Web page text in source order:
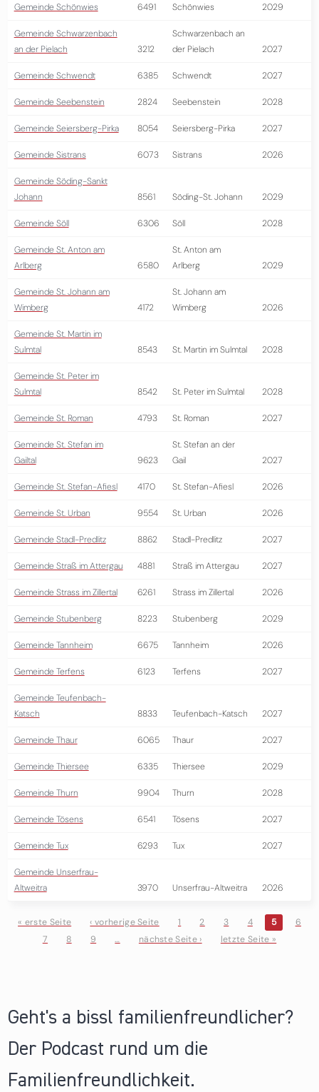
Gemeinde Schönwies 6491 Schönwies 2029
Gemeinde Schwarzenbach
an der Pielach
3212
Schwarzenbach an
der Pielach
2027
Gemeinde Schwendt 6385 Schwendt 2027
Gemeinde Seebenstein 2824 Seebenstein 2028
Gemeinde Seiersberg-Pirka 8054 Seiersberg-Pirka 2027
Gemeinde Sistrans 6073 Sistrans 2026
Gemeinde Söding-Sankt
Johann
8561 Söding-St. Johann 2029
Gemeinde Söll 6306 Söll 2028
Gemeinde St. Anton am
Arlberg
6580
St. Anton am
Arlberg
2029
Gemeinde St. Johann am
Wimberg
4172
St. Johann am
Wimberg
2026
Gemeinde St. Martin im
Sulmtal
8543 St. Martin im Sulmtal 2028
Gemeinde St. Peter im
Sulmtal
8542 St. Peter im Sulmtal 2028
Gemeinde St. Roman 4793 St. Roman 2027
Gemeinde St. Stefan im
Gailtal
9623
St. Stefan an der
Gail
2027
Gemeinde St. Stefan-Afiesl 4170 St. Stefan-Afiesl 2026
Gemeinde St. Urban 9554 St. Urban 2026
Gemeinde Stadl-Predlitz 8862 Stadl-Predlitz 2027
Gemeinde Straß im Attergau 4881 Straß im Attergau 2027
Gemeinde Strass im Zillertal 6261 Strass im Zillertal 2026
Gemeinde Stubenberg 8223 Stubenberg 2029
Gemeinde Tannheim 6675 Tannheim 2026
Gemeinde Terfens 6123 Terfens 2027
Gemeinde Teufenbach-
Katsch
8833 Teufenbach-Katsch 2027
Gemeinde Thaur 6065 Thaur 2027
Gemeinde Thiersee 6335 Thiersee 2029
Gemeinde Thurn 9904 Thurn 2028
Gemeinde Tösens 6541 Tösens 2027
Gemeinde Tux 6293 Tux 2027
Gemeinde Unserfrau-
Altweitra
3970 Unserfrau-Altweitra 2026
Seiten
« erste Seite ‹ vorherige Seite 1 2 3 4 5
6
7
8 9 … nächste Seite › letzte Seite »
Geht's a bissl familienfreundlicher?
Der Podcast rund um die
Familienfreundlichkeit.